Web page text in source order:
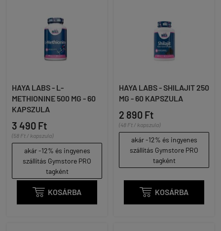
HAYA LABS - L-
METHIONINE 500 MG - 60
KAPSZULA
3 490 Ft
(58 Ft / kapszula)
akár -12% és ingyenes
szállítás Gymstore PRO
tagként
 KOSÁRBA
HAYA LABS - SHILAJIT 250
MG - 60 KAPSZULA
2 890 Ft
(48 Ft / kapszula)
akár -12% és ingyenes
szállítás Gymstore PRO
tagként
 KOSÁRBA